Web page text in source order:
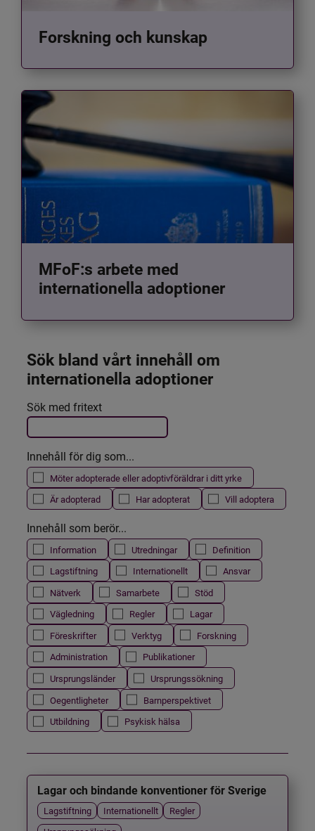
Forskning och kunskap
MFoF:s arbete med
internationella adoptioner
Sök bland vårt innehåll om
internationella adoptioner
Filtrera resultatet
Det här formuläret postas automatiskt
Sök med fritext
Innehåll för dig som...
Möter adopterade eller adoptivföräldrar i ditt yrke
Är adopterad
Har adopterat Vill adoptera
Innehåll som berör...
Information Utredningar
Definition
Lagstiftning
Internationellt
Ansvar
Nätverk
Samarbete
Stöd
Vägledning
Regler
Lagar
Föreskrifter
Verktyg
Forskning
Administration
Publikationer
Ursprungsländer
Ursprungssökning
Oegentligheter
Barnperspektivet
Utbildning
Psykisk hälsa
Lagar och bindande konventioner för Sverige
Lagstiftning Internationellt
Regler